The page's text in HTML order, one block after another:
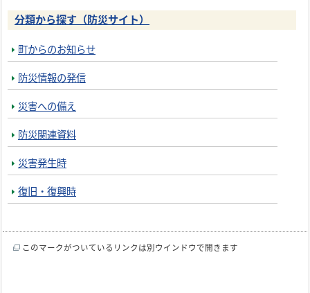
分類から探す（防災サイト）
町からのお知らせ
防災情報の発信
災害への備え
防災関連資料
災害発生時
復旧・復興時
このマークがついているリンクは別ウインドウで開きます